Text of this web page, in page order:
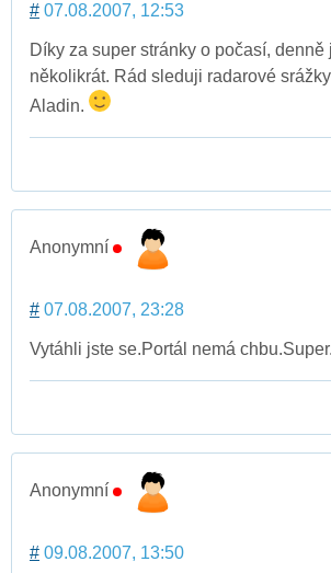
# 07.08.2007, 12:53
Díky za super stránky o počasí, denně
několikrát. Rád sleduji radarové
Aladin.
Anonymní
# 07.08.2007, 23:28
Vytáhli jste se.Portál nemá chbu.Super.
Anonymní
# 09.08.2007, 13:50